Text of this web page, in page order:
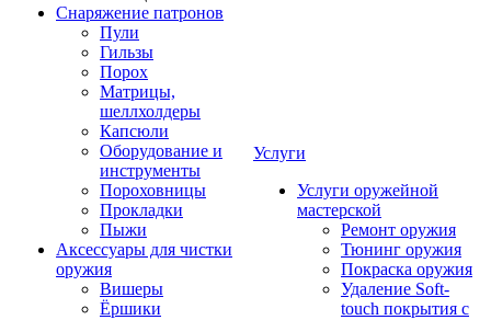
Снаряжение патронов
Пули
Гильзы
Порох
Матрицы,
шеллхолдеры
Капсюли
Оборудование и
инструменты
Пороховницы
Прокладки
Пыжи
Аксессуары для чистки
оружия
Вишеры
Ёршики
Услуги
Услуги оружейной
мастерской
Ремонт оружия
Тюнинг оружия
Покраска оружия
Удаление Soft-
touch покрытия с